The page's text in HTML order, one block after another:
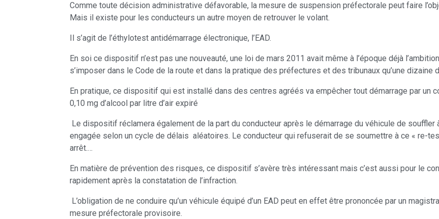
Comme toute décision administrative défavorable, la mesure de suspension préfectorale peut faire
Mais il existe pour les conducteurs un autre moyen de retrouver le volant.
Il s’agit de l’éthylotest antidémarrage électronique, l’EAD.
En soi ce dispositif n’est pas une nouveauté, une loi de mars 2011 avait même à l’époque déjà
s’imposer dans le Code de la route et dans la pratique des préfectures et des tribunaux qu’une dizaine
En pratique, ce dispositif qui est installé dans des centres agréés va empêcher tout démarrage par un
0,10 mg d’alcool par litre d’air expiré
Le dispositif réclamera également de la part du conducteur après le démarrage du véhicule de souffler
engagée selon un cycle de délais aléatoires. Le conducteur qui refuserait de se soumettre à ce « re-
arrêt.…
En matière de prévention des risques, ce dispositif s’avère très intéressant mais c’est aussi pour le
rapidement après la constatation de l’infraction.
L’obligation de ne conduire qu’un véhicule équipé d’un EAD peut en effet être prononcée par un
mesure préfectorale provisoire.